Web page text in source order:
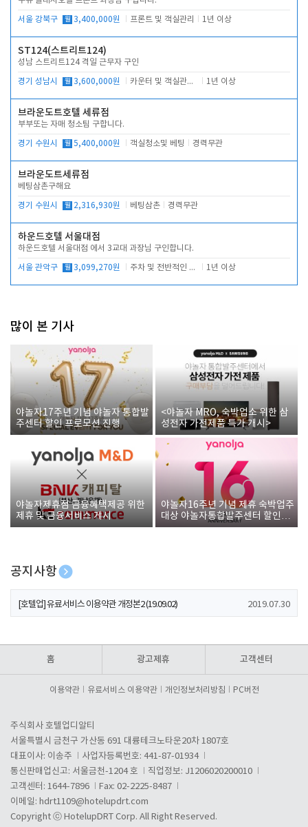
서울 강북구 월 3,400,000원 프론트 및 객실관리 1년 이상
ST124(스트리트124)
성남 스트리트124 격일 근무자 구인
경기 성남시 월 3,600,000원 카운터 및 객실관리 전반 1년 이상
브라운도트호텔 세류점
부부또는 자매 청소팀 구합니다.
경기 수원시 월 5,400,000원 객실청소및 베팅 경력무관
브라운도트세류점
베팅삼촌구해요
경기 수원시 월 2,316,930원 베팅삼촌 경력무관
하운드호텔 서울대점
하운드호텔 서울대점 에서 3교대 과장님 구인합니다.
서울 관악구 월 3,099,270원 주차 및 전반적인 당번업무 1년 이상
많이 본 기사
야놀자17주년 기념 야놀자 통합발
주센터 할인 프로모션 진행
<야놀자 MRO, 숙박업소 위한 삼
성전자 가전제품 특가 개시>
야놀자제휴점 금융혜택제공 위한
제휴 및 금융서비스 게시
야놀자16주년 기념 제휴 숙박업주
대상 야놀자통합발주센터 할인쿠
폰 증정
공지사항
[호텔업] 개인정보 처리방침 개정본1 (19.09.02)
[호텔업] 유료서비스 이용약관 개정본2 (19.09.02) 2019.07.30
홈 광고제휴 고객센터
이용약관 유료서비스 이용약관 개인정보처리방침 PC버전
주식회사 호텔업디알티
서울특별시 금천구 가산동 691 대륭테크노타운20차 1807호
대표이사: 이송주
사업자등록번호: 441-87-01934
통신판매업신고: 서울금천-1204 호
직업정보: J1206020200010
고객센터: 1644-7896
Fax: 02-2225-8487
이메일: hdrt1109@hotelupdrt.com
Copyright ⓒ HotelupDRT Corp. All Right Reserved.